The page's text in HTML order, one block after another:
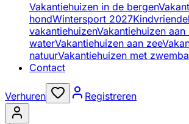
Vakantiehuizen in de bergen
hondWintersport 2027
vakantiehuizenVakantiehuizen aan
waterVakantiehuizen aan zee
natuurVakantiehuizen met
Contact
Verhuren Registreren